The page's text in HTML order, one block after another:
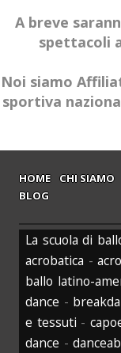
A breve
spettacoli
Noi siamo
sportiva
HOME CHI SIAMO
BLOG
La scuola di
acrobatica -
ballo latino-
dance -
e tessuti -
dance -